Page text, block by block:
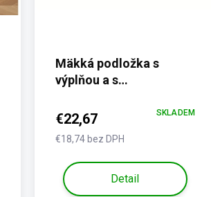
Mäkká podložka s
výplňou a s
XXXL
€18,74 bez DPH
€22,67 SKLADEM
Detail